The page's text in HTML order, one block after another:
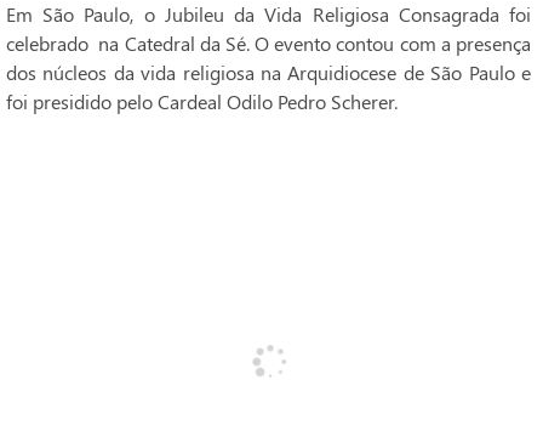
Em São Paulo, o Jubileu da Vida Religiosa Consagrada foi
celebrado na Catedral da Sé. O evento contou com a presença
dos núcleos da vida religiosa na Arquidiocese de São Paulo e
foi presidido pelo Cardeal Odilo Pedro Scherer.